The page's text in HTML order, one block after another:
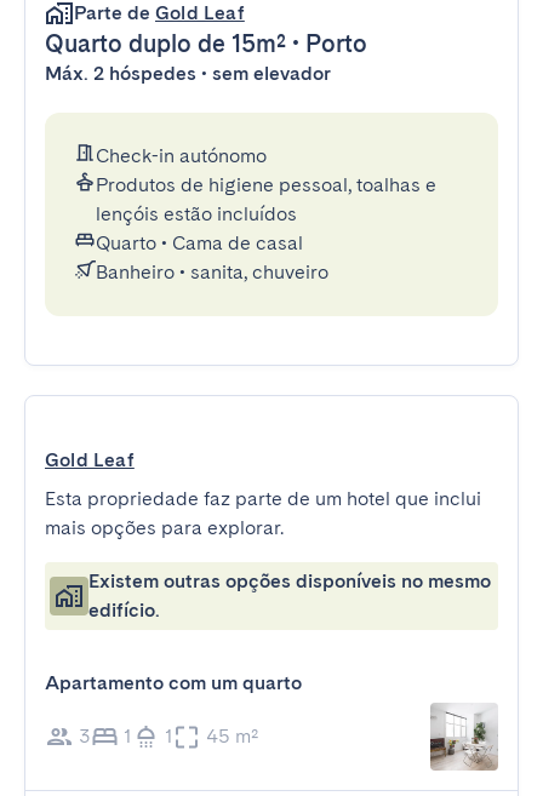
Parte de Gold Leaf
Quarto duplo de 15m² • Porto
Máx. 2 hóspedes • sem elevador
Check-in autónomo
Produtos de higiene pessoal, toalhas e
lençóis estão incluídos
Quarto • Cama de casal
Banheiro • sanita, chuveiro
Gold Leaf
Esta propriedade faz parte de um hotel que inclui
mais opções para explorar.
Existem outras opções disponíveis no mesmo
edifício.
Apartamento com um quarto
3 1 1 45 m²